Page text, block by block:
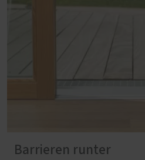
Barrieren runter